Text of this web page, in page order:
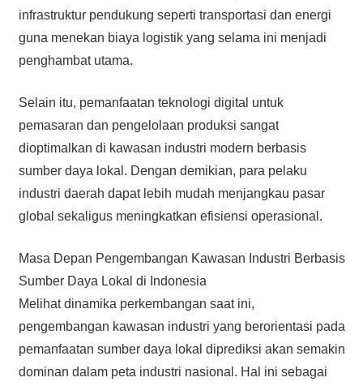
infrastruktur pendukung seperti transportasi dan energi
guna menekan biaya logistik yang selama ini menjadi
penghambat utama.
Selain itu, pemanfaatan teknologi digital untuk
pemasaran dan pengelolaan produksi sangat
dioptimalkan di kawasan industri modern berbasis
sumber daya lokal. Dengan demikian, para pelaku
industri daerah dapat lebih mudah menjangkau pasar
global sekaligus meningkatkan efisiensi operasional.
Masa Depan Pengembangan Kawasan Industri Berbasis
Sumber Daya Lokal di Indonesia
Melihat dinamika perkembangan saat ini,
pengembangan kawasan industri yang berorientasi pada
pemanfaatan sumber daya lokal diprediksi akan semakin
dominan dalam peta industri nasional. Hal ini sebagai